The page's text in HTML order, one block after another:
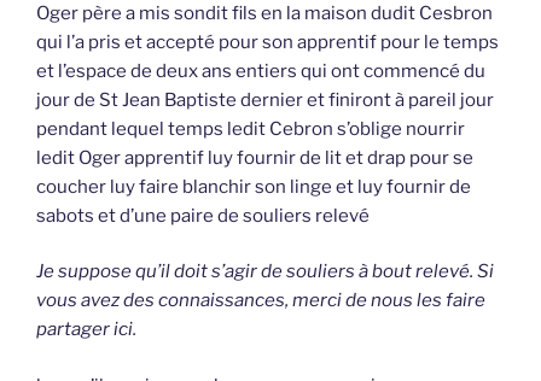
Oger père a mis sondit fils en la maison dudit Cesbron
qui l’a pris et accepté pour son apprentif pour le temps
et l’espace de deux ans entiers qui ont commencé du
jour de St Jean Baptiste dernier et finiront à pareil jour
pendant lequel temps ledit Cebron s’oblige nourrir
ledit Oger apprentif luy fournir de lit et drap pour se
coucher luy faire blanchir son linge et luy fournir de
sabots et d’une paire de souliers relevé
Je suppose qu’il doit s’agir de souliers à bout relevé. Si
vous avez des connaissances, merci de nous les faire
partager ici.